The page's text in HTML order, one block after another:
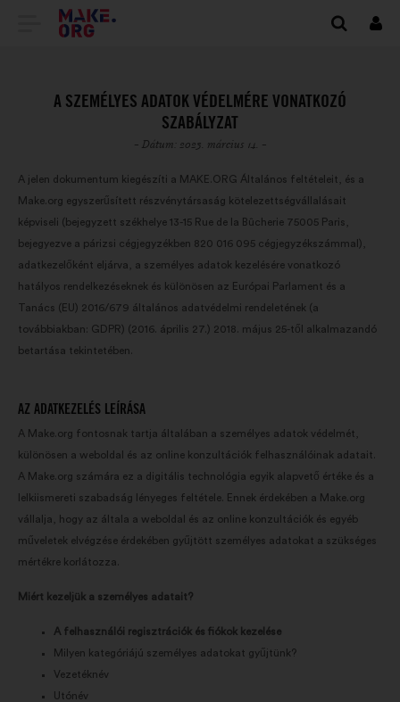
TOVÁBB
MAKE.ORG
FŐOLDALÁRA
A SZEMÉLYES ADATOK VÉDELMÉRE VONATKOZÓ
SZABÁLYZAT
- Dátum: 2023. március 14. -
A jelen dokumentum kiegészíti a MAKE.ORG Általános feltételeit, és a
Make.org egyszerűsített részvénytársaság kötelezettségvállalásait
képviseli (bejegyzett székhelye 13-15 Rue de la Bûcherie 75005 Paris,
bejegyezve a párizsi cégjegyzékben 820 016 095 cégjegyzékszámmal),
adatkezelőként eljárva, a személyes adatok kezelésére vonatkozó
hatályos rendelkezéseknek és különösen az Európai Parlament és a
Tanács (EU) 2016/679 általános adatvédelmi rendeletének (a
továbbiakban: GDPR) (2016. április 27.) 2018. május 25-től alkalmazandó
betartása tekintetében.
AZ ADATKEZELÉS LEÍRÁSA
A Make.org fontosnak tartja általában a személyes adatok védelmét,
különösen a weboldal és az online konzultációk felhasználóinak adatait.
A Make.org számára ez a digitális technológia egyik alapvető értéke és a
lelkiismereti szabadság lényeges feltétele. Ennek érdekében a Make.org
vállalja, hogy az általa a weboldal és az online konzultációk és egyéb
műveletek elvégzése érdekében gyűjtött személyes adatokat a szükséges
mértékre korlátozza.
Miért kezeljük a személyes adatait?
A felhasználói regisztrációk és fiókok kezelése
Milyen kategóriájú személyes adatokat gyűjtünk?
Vezetéknév
Utónév